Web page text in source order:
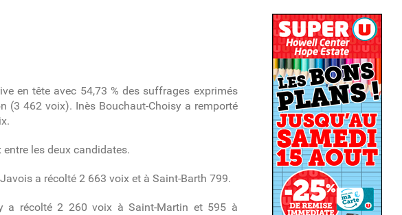
en tête avec 54,73 % des suffrages exprimés
(3 462 voix). Inès Bouchaut-Choisy a remporté
entre les deux candidates.
a récolté 2 663 voix et à Saint-Barth 799.
a récolté 2 260 voix à Saint-Martin et 595 à